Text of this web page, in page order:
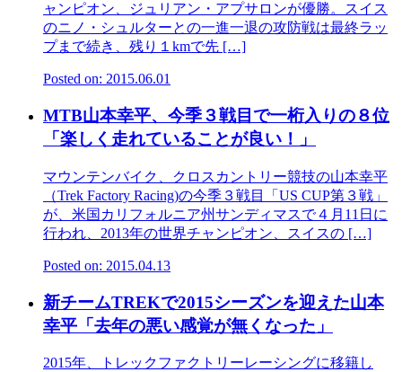
ャンピオン、ジュリアン・アプサロンが優勝。スイス
のニノ・シュルターとの一進一退の攻防戦は最終ラッ
プまで続き、残り１kmで先 […]
Posted on: 2015.06.01
MTB山本幸平、今季３戦目で一桁入りの８位
「楽しく走れていることが良い！」
マウンテンバイク、クロスカントリー競技の山本幸平
（Trek Factory Racing)の今季３戦目「US CUP第３戦」
が、米国カリフォルニア州サンディマスで４月11日に
行われ、2013年の世界チャンピオン、スイスの […]
Posted on: 2015.04.13
新チームTREKで2015シーズンを迎えた山本
幸平「去年の悪い感覚が無くなった」
2015年、トレックファクトリーレーシングに移籍し